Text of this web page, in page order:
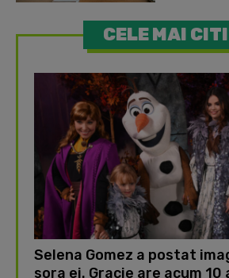
CELE MAI
Selena Gomez a postat
sora ei. Gracie are acum 10